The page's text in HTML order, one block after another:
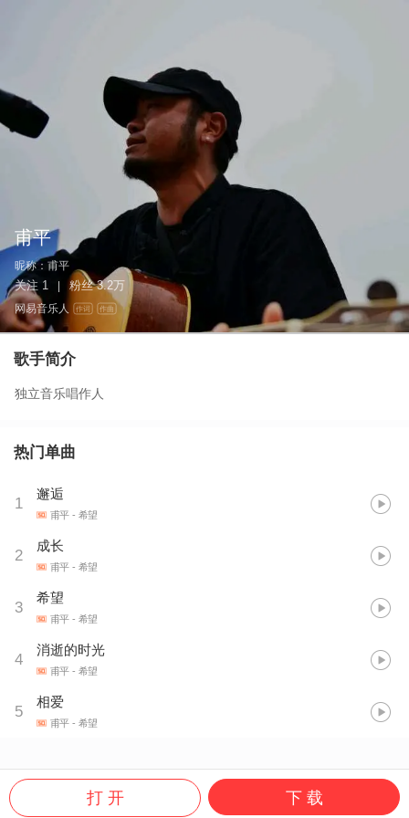
甫平
昵称： 甫平
关注 1 粉丝 3.2万
网易音乐人 作词 作曲
歌手简介
独立音乐唱作人
热门单曲
1
邂逅
甫平 - 希望
2
成长
甫平 - 希望
3
希望
甫平 - 希望
4
消逝的时光
甫平 - 希望
5
相爱
甫平 - 希望
打 开 下 载